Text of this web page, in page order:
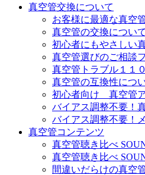
真空管交換について
お客様に最適な真空
真空管の交換について
初心者にもやさしい
真空管選びのご相談
真空管トラブル１１
真空管の互換性につ
初心者向け 真空管ア
バイアス調整不要！
バイアス調整不要！
真空管コンテンツ
真空管聴き比べ
真空管聴き比べ
間違いだらけの真空